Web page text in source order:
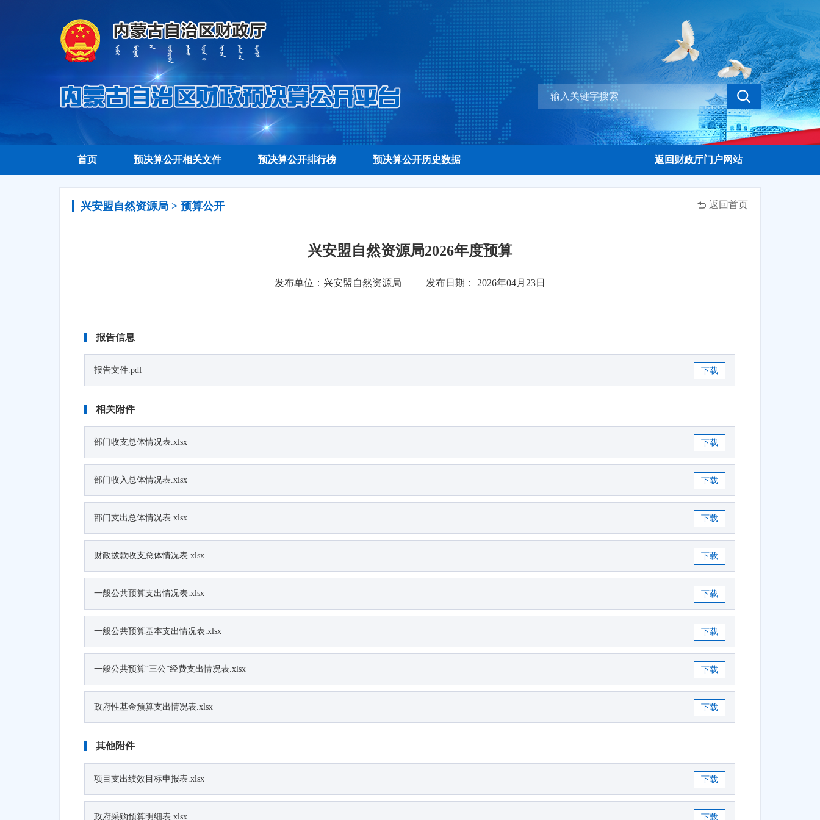
首页 预决算公开相关文件 预决算公开排行榜 预决算公开历史数据 返回财政厅门户网站
兴安盟自然资源局 > 预算公开 返回首页
兴安盟自然资源局2026年度预算
发布单位： 兴安盟自然资源局 发布日期： 2026年04月23日
报告信息
报告文件.pdf 下载
相关附件
部门收支总体情况表.xlsx 下载
部门收入总体情况表.xlsx 下载
部门支出总体情况表.xlsx 下载
财政拨款收支总体情况表.xlsx 下载
一般公共预算支出情况表.xlsx 下载
一般公共预算基本支出情况表.xlsx 下载
一般公共预算“三公”经费支出情况表.xlsx 下载
政府性基金预算支出情况表.xlsx 下载
其他附件
项目支出绩效目标申报表.xlsx 下载
政府采购预算明细表.xlsx 下载